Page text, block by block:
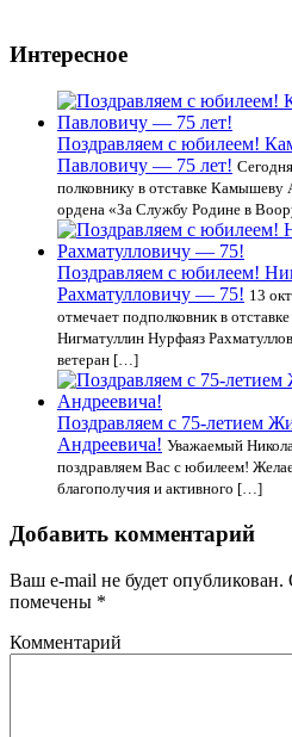
Интересное
Поздравляем с юбилеем!
Павловичу — 75 лет!
полковнику в отставке Камышеву
ордена «За Службу Родине в
Поздравляем c юбилеем!
Рахматулловичу — 75! 13
отмечает подполковник в отставке
Нигматуллин Нурфаяз
ветеран […]
Поздравляем с 75-летием
Андреевича! Уважаемый
поздравляем Вас с юбилеем!
благополучия и активного […]
Добавить комментарий
Ваш e-mail не будет опубликован.
помечены *
Комментарий